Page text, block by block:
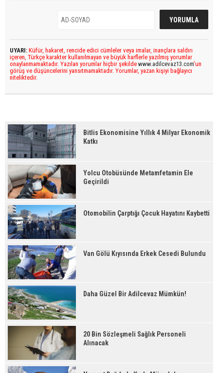
UYARI: Küfür, hakaret, rencide edici cümleler veya imalar, inançlara saldırı
içeren, Türkçe karakter kullanılmayan ve büyük harflerle yazılmış yorumlar
onaylanmamaktadır. Yazılan yorumlar hiçbir şekilde www.adilcevaz13.com’un
görüş ve düşüncelerini yansıtmamaktadır. Yorumlar, yazan kişiyi bağlayıcı
niteliktedir.
Bitlis Ekonomisine Yıllık 4 Milyar Ekonomik
Katkı
Yolcu Otobüsünde Metamfetamin Ele
Geçirildi
Otomobilin Çarptığı Çocuk Hayatını Kaybetti
Van Gölü Kıyısında Erkek Cesedi Bulundu
Daha Güzel Bir Adilcevaz Mümkün!
20 Bin Sözleşmeli Sağlık Personeli
Alınacak